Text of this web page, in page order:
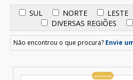
SUL NORTE LESTE
DIVERSAS REGIÕES
Não encontrou o que procura? Envie
anúncio